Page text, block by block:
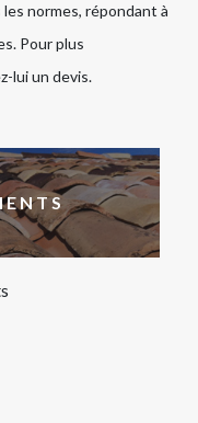
normes, répondant à
Pour plus
lui un devis.